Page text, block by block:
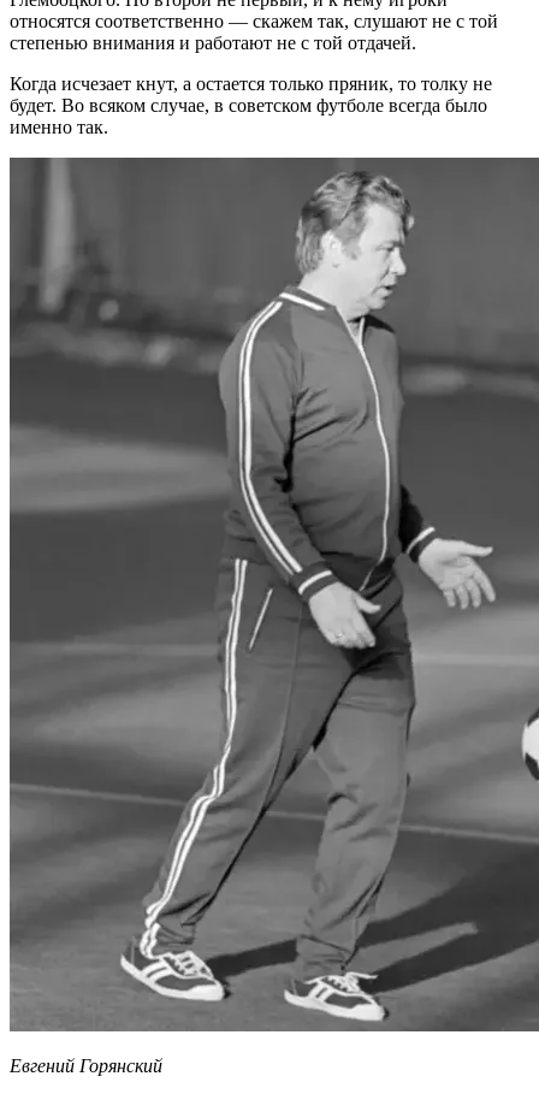
относятся соответственно — скажем так, слушают не с той
степенью внимания и работают не с той отдачей.
Когда исчезает кнут, а остается только пряник, то толку не
будет. Во всяком случае, в советском футболе всегда было
именно так.
Евгений Горянский